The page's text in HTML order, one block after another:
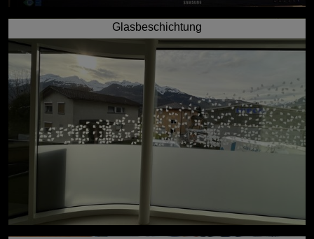
Glasbeschichtung